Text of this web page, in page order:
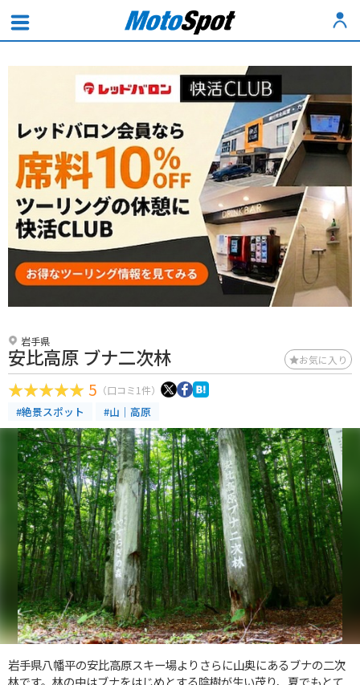
岩手県
安比高原 ブナ二次林 お気に入り
5 （口コミ1件）
#絶景スポット #山｜高原
岩手県八幡平の安比高原スキー場よりさらに山奥にあるブナの二次
林です。林の中はブナをはじめとする陰樹が生い茂り、夏でもとて